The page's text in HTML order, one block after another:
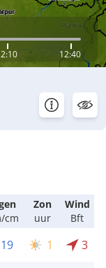
12:40
cm
Zon
uur
Wind
Bft
19 1 3